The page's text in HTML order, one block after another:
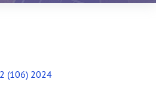
(106) 2024